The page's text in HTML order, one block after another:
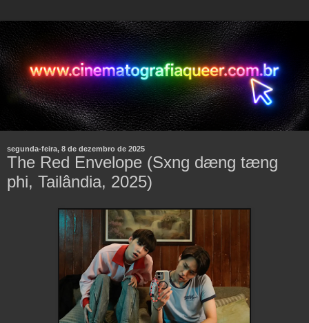
segunda-feira, 8 de dezembro de 2025
The Red Envelope (Sxng dæng tæng
phi, Tailândia, 2025)